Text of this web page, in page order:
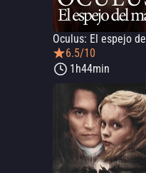
6.5/10
1h44min